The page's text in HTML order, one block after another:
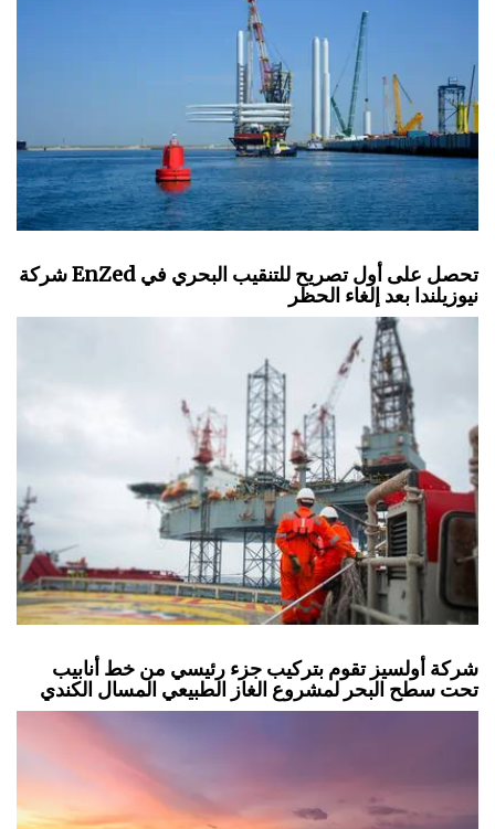
شركة EnZed تحصل على أول تصريح للتنقيب البحري في
نيوزيلندا بعد إلغاء الحظر
شركة أولسيز تقوم بتركيب جزء رئيسي من خط أنابيب
تحت سطح البحر لمشروع الغاز الطبيعي المسال الكندي